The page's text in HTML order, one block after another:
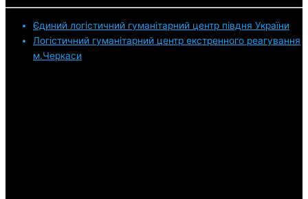
Єдиний логістичний гуманітарний центр півдня України
Логістичний гуманітарний центр екстренного реагування
м.Черкаси